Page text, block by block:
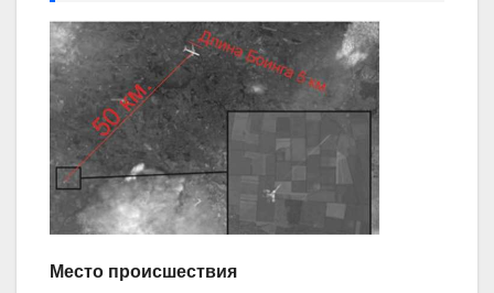
Место происшествия